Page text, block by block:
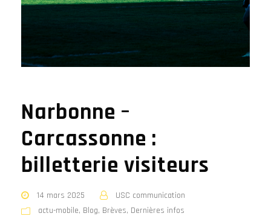
Narbonne –
Carcassonne :
billetterie visiteurs
14 mars 2025
USC communication
actu-mobile, Blog, Brèves, Dernières infos